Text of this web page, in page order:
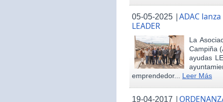
05-05-2025 |ADAC
LEADER
La
Campiña
ayudas
emprendedor... Leer Más
19-04-2017 |